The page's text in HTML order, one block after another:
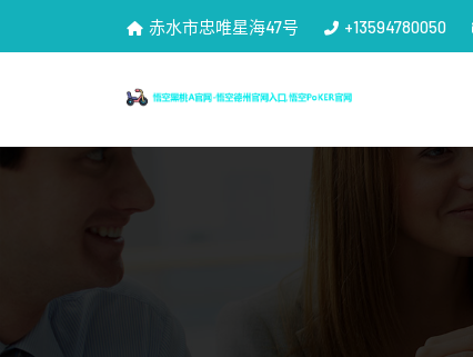
赤水市忠唯星海47号 +13594780050